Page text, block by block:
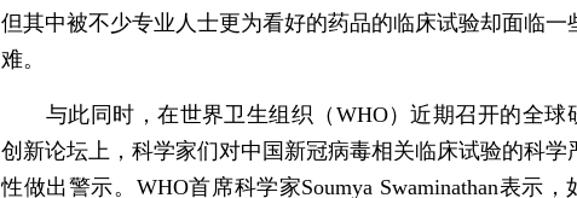
但其中被不少专业人士更为看好的药品的临床试验却面临一
难。
与此同时，在世界卫生组织（WHO）近期召开的全球
创新论坛上，科学家们对中国新冠病毒相关临床试验的科学
性做出警示。WHO首席科学家Soumya Swaminathan表示，